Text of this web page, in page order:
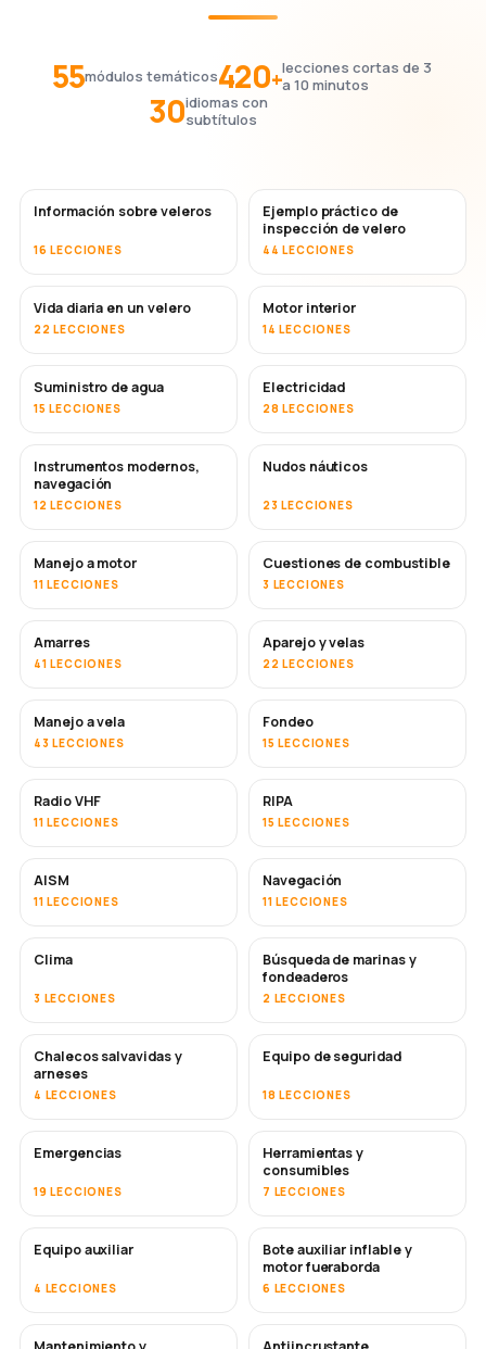
55módulos temáticos420+lecciones cortas de 3
a 10 minutos
30idiomas con
subtítulos
Información sobre veleros
16 LECCIONES
Ejemplo práctico de
inspección de velero
44 LECCIONES
Vida diaria en un velero
22 LECCIONES
Motor interior
14 LECCIONES
Suministro de agua
15 LECCIONES
Electricidad
28 LECCIONES
Instrumentos modernos,
navegación
12 LECCIONES
Nudos náuticos
23 LECCIONES
Manejo a motor
11 LECCIONES
Cuestiones de combustible
3 LECCIONES
Amarres
41 LECCIONES
Aparejo y velas
22 LECCIONES
Manejo a vela
43 LECCIONES
Fondeo
15 LECCIONES
Radio VHF
11 LECCIONES
RIPA
15 LECCIONES
AISM
11 LECCIONES
Navegación
11 LECCIONES
Clima
3 LECCIONES
Búsqueda de marinas y
fondeaderos
2 LECCIONES
Chalecos salvavidas y
arneses
4 LECCIONES
Equipo de seguridad
18 LECCIONES
Emergencias
19 LECCIONES
Herramientas y
consumibles
7 LECCIONES
Equipo auxiliar
4 LECCIONES
Bote auxiliar inflable y
motor fueraborda
6 LECCIONES
PRONTO